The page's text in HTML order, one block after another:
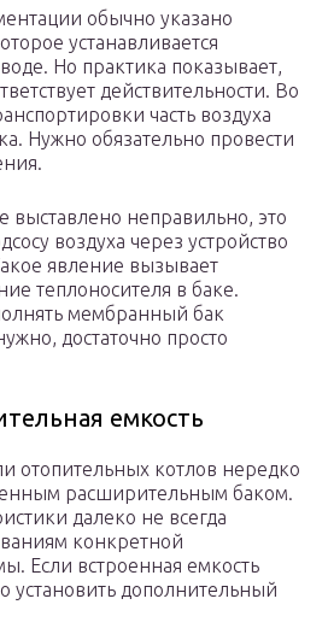
обычно указано
устанавливается
Но практика показывает,
действительности. Во
часть воздуха
Нужно обязательно провести
выставлено неправильно, это
воздуха через устройство
явление вызывает
теплоносителя в баке.
мембранный бак
достаточно просто
емкость
отопительных котлов нередко
расширительным баком.
далеко не всегда
конкретной
Если встроенная емкость
установить дополнительный